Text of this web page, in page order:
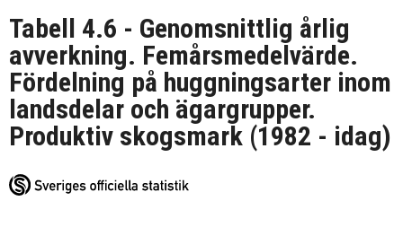
Tabell 4.6 - Genomsnittlig årlig
avverkning. Femårsmedelvärde.
Fördelning på huggningsarter inom
landsdelar och ägargrupper.
Produktiv skogsmark (1982 - idag)